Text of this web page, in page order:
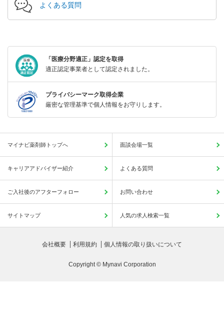
よくある質問
「医療分野適正」認定を取得
適正認定事業者として認定されました。
プライバシーマーク取得企業
厳密な管理基準で個人情報をお守りします。
マイナビ薬剤師トップへ 面談会場一覧
キャリアアドバイザー紹介 よくある質問
ご入社後のアフターフォロー お問い合わせ
サイトマップ 人気の求人検索一覧
会社概要 利用規約 個人情報の取り扱いについて
Copyright © Mynavi Corporation